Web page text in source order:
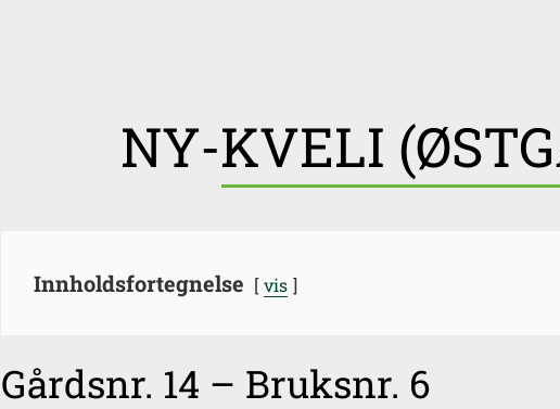
NY-KVELI
Innholdsfortegnelse vis
Gårdsnr. 14 – Bruksnr. 6